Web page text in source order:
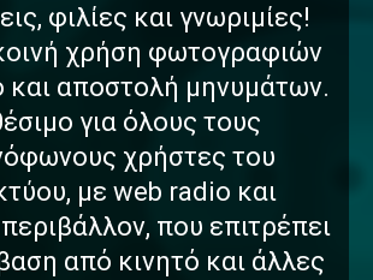
φιλίες και γνωριμίες!
χρήση φωτογραφιών
και αποστολή μηνυμάτων.
για όλους τους
χρήστες του
με web radio και
που επιτρέπει
από κινητό και άλλες